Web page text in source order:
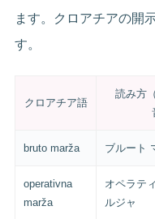
ます。クロアチアの開
す。
クロアチア語
読み方
bruto marža ブルート
operativna
marža
オペラテ
ルジャ